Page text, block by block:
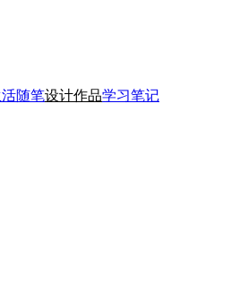
随笔设计作品学习笔记